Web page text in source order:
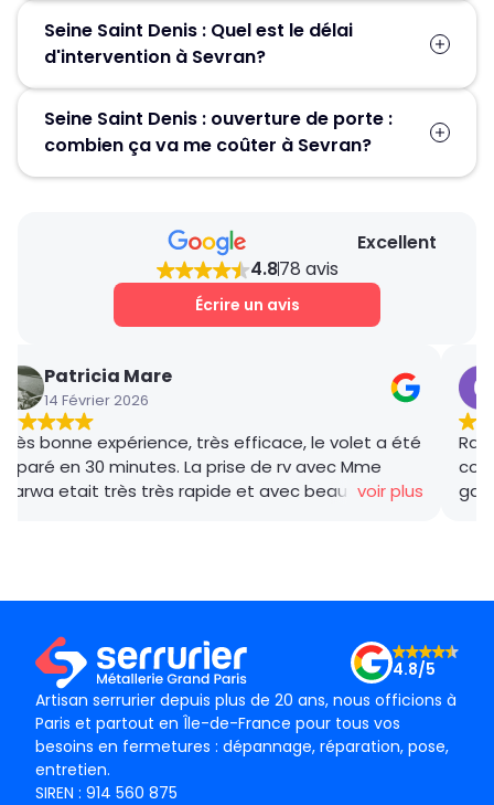
Seine Saint Denis : Quel est le délai
d'intervention à Sevran?
technicien sera chez-vous en 30 min pour
vous dépanner.
Seine Saint Denis : ouverture de porte :
combien ça va me coûter à Sevran?
devis détaillé et gratuit vous sera proposé sur
place après avoir estimé la charge du travail
Excellent
4.878 avis
Écrire un avis
Patricia Mare
14 Février 2026
Très bonne expérience, très efficace, le volet a été
réparé en 30 minutes. La prise de rv avec Mme
Marwa etait très très rapide et avec beaucoup de
voir plus
Artisan serrurier depuis plus de 20 ans, nous officions à
Paris et partout en Île-de-France pour tous vos
besoins en fermetures : dépannage, réparation, pose,
entretien.
4.8/5
SIREN : 914 560 875